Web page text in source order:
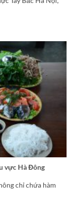
vực Hà Đông
chỉ chứa hàm